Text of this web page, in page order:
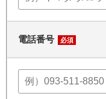
電話番号 必須